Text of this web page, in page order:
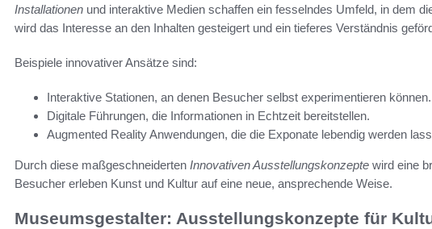
Installationen und interaktive Medien schaffen ein fesselndes Umfeld, in dem
wird das Interesse an den Inhalten gesteigert und ein tieferes Verständnis
Beispiele innovativer Ansätze sind:
Interaktive Stationen, an denen Besucher selbst experimentieren können.
Digitale Führungen, die Informationen in Echtzeit bereitstellen.
Augmented Reality Anwendungen, die die Exponate lebendig werden
Durch diese maßgeschneiderten Innovativen Ausstellungskonzepte wird eine
Besucher erleben Kunst und Kultur auf eine neue, ansprechende Weise.
Museumsgestalter: Ausstellungskonzepte für